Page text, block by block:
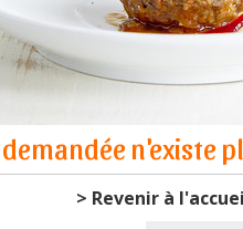
n'existe
> Revenir à